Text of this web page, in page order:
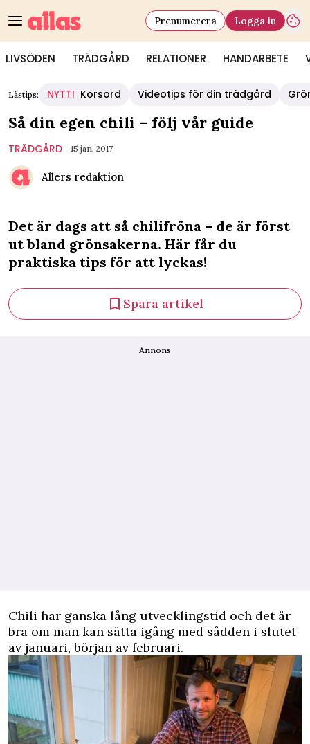
LIVSÖDEN TRÄDGÅRD RELATIONER HANDARBETE
Prenumerera Logga in
Lästips: NYTT! Korsord Videotips för din trädgård
Så din egen chili – följ vår guide
TRÄDGÅRD 15 jan, 2017
Allers redaktion
Det är dags att så chilifröna – de är först
ut bland grönsakerna. Här får du
praktiska tips för att lyckas!
Spara artikel
Annons
Chili har ganska lång utvecklingstid och det är
bra om man kan sätta igång med sådden i slutet
av januari, början av februari.